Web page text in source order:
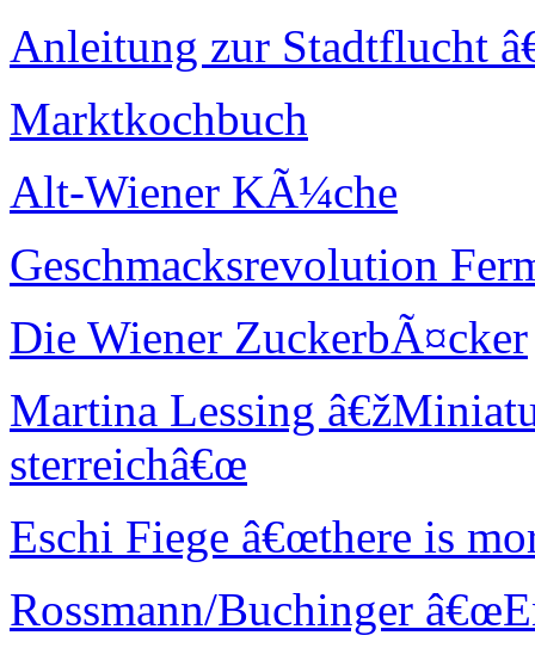
Anleitung zur Stadtflucht
Marktkochbuch
Alt-Wiener KÃ¼che
Geschmacksrevolution
Die Wiener ZuckerbÃ¤cker
Martina Lessing
sterreichâ€œ
Eschi Fiege â€œthere is
Rossmann/Buchinger